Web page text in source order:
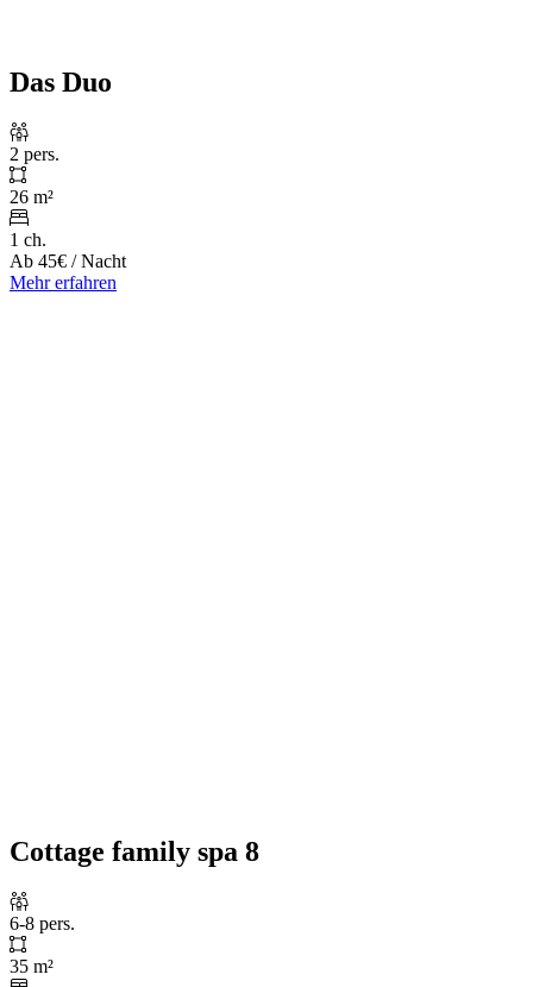
Das Duo
2 pers.
26 m²
1 ch.
Ab 45€ / Nacht
Mehr erfahren
Cottage family spa 8
6-8 pers.
35 m²